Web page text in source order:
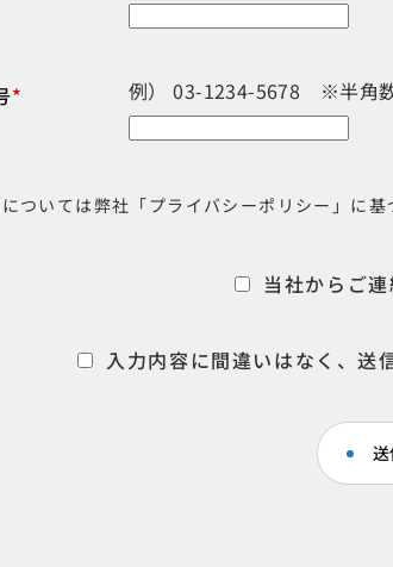
* 例） 03-1234-5678 ※半角数
ついては弊社「プライバシーポリシー」に基
当社からご
入力内容に間違いはなく、送